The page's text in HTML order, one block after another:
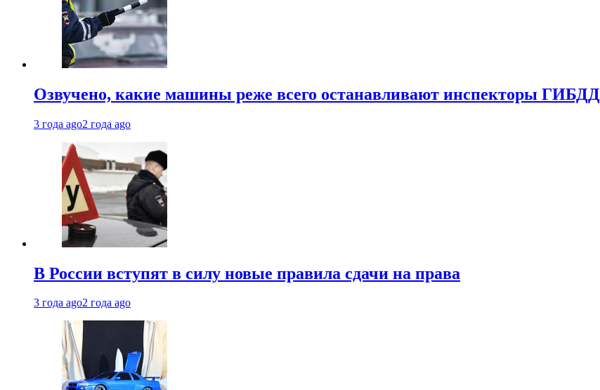
Озвучено, какие машины реже всего останавливают инспекторы ГИБДД
3 года ago2 года ago
В России вступят в силу новые правила сдачи на права
3 года ago2 года ago